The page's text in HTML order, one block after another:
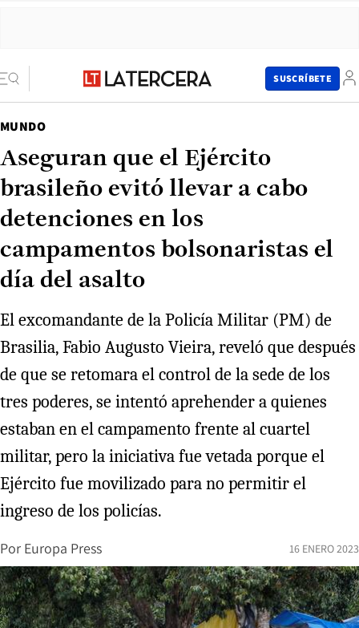
SUSCRÍBETE
MUNDO
Aseguran que el Ejército
brasileño evitó llevar a cabo
detenciones en los
campamentos bolsonaristas el
día del asalto
El excomandante de la Policía Militar (PM) de
Brasilia, Fabio Augusto Vieira, reveló que después
de que se retomara el control de la sede de los
tres poderes, se intentó aprehender a quienes
estaban en el campamento frente al cuartel
militar, pero la iniciativa fue vetada porque el
Ejército fue movilizado para no permitir el
ingreso de los policías.
Por Europa Press 16 ENERO 2023